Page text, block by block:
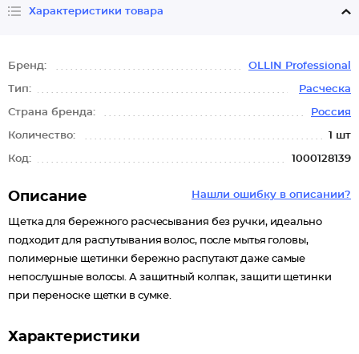
Характеристики товара
Бренд: OLLIN Professional
Тип: Расческа
Страна бренда: Россия
Количество: 1 шт
Код: 1000128139
Нашли ошибку в описании?
Описание
Щетка для бережного расчесывания без ручки, идеально
подходит для распутывания волос, после мытья головы,
полимерные щетинки бережно распутают даже самые
непослушные волосы. А защитный колпак, защити щетинки
при переноске щетки в сумке.
Характеристики